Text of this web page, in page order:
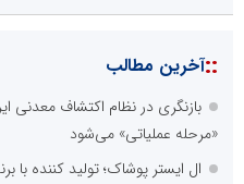
::آخرین مطالب
بازنگری در نظام اکتشاف معدنی
«مرحله عملیاتی» می‌شود
ال ایستر پوشاک؛ تولید کننده با